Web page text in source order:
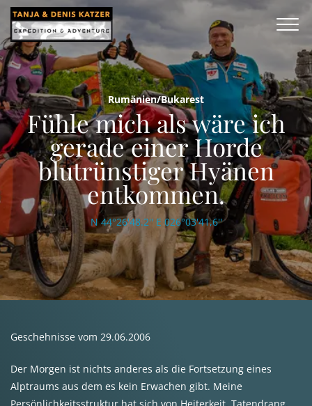
Rumänien/Bukarest
Fühle mich als wäre ich
gerade einer Horde
blutrünstiger Hyänen
entkommen.
N 44°26'48.2'' E 026°03'41,6''
Geschehnisse vom 29.06.2006
Der Morgen ist nichts anderes als die Fortsetzung eines
Alptraums aus dem es kein Erwachen gibt. Meine